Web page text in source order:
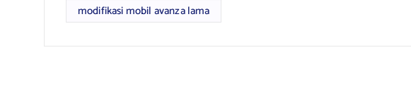
modifikasi mobil avanza lama